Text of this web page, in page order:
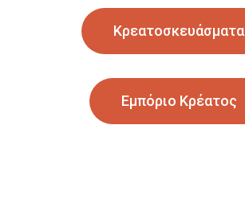
Κρεατοσκευάσματα
Εμπόριο Κρέατος